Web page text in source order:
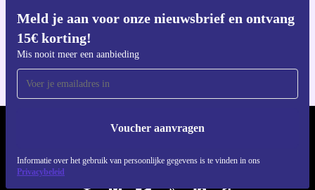
Meld je aan voor onze nieuwsbrief en ontvang
15€ korting!
Mis nooit meer een aanbieding
Voucher aanvragen
Informatie over het gebruik van persoonlijke gegevens is te vinden in ons
Privacybeleid
Download de refurbed app
REFURBED NEDERLAND - RETHINK NEW.
VOLG ONS